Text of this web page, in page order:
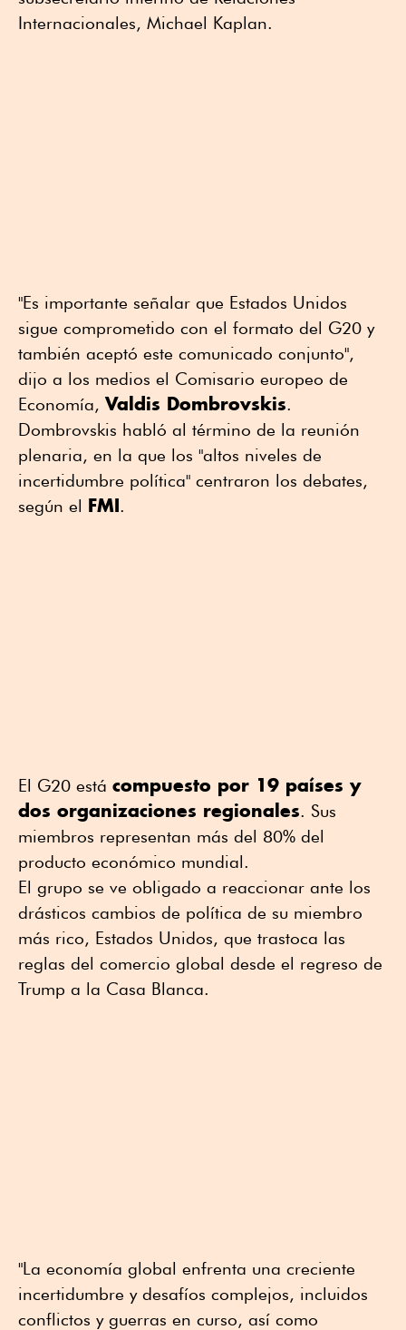
Internacionales, Michael Kaplan.
"Es importante señalar que Estados Unidos
sigue comprometido con el formato del G20 y
también aceptó este comunicado conjunto",
dijo a los medios el Comisario europeo de
Economía,Valdis Dombrovskis.
Dombrovskis habló al término de la reunión
plenaria, en la que los "altos niveles de
incertidumbre política" centraron los debates,
según el FMI.
El G20 está compuesto por 19 países y
dos organizaciones regionales. Sus
miembros representan más del 80% del
producto económico mundial.
El grupo se ve obligado a reaccionar ante los
drásticos cambios de política de su miembro
más rico, Estados Unidos, que trastoca las
reglas del comercio global desde el regreso de
Trump a la Casa Blanca.
"La economía global enfrenta una creciente
incertidumbre y desafíos complejos, incluidos
conflictos y guerras en curso, así como